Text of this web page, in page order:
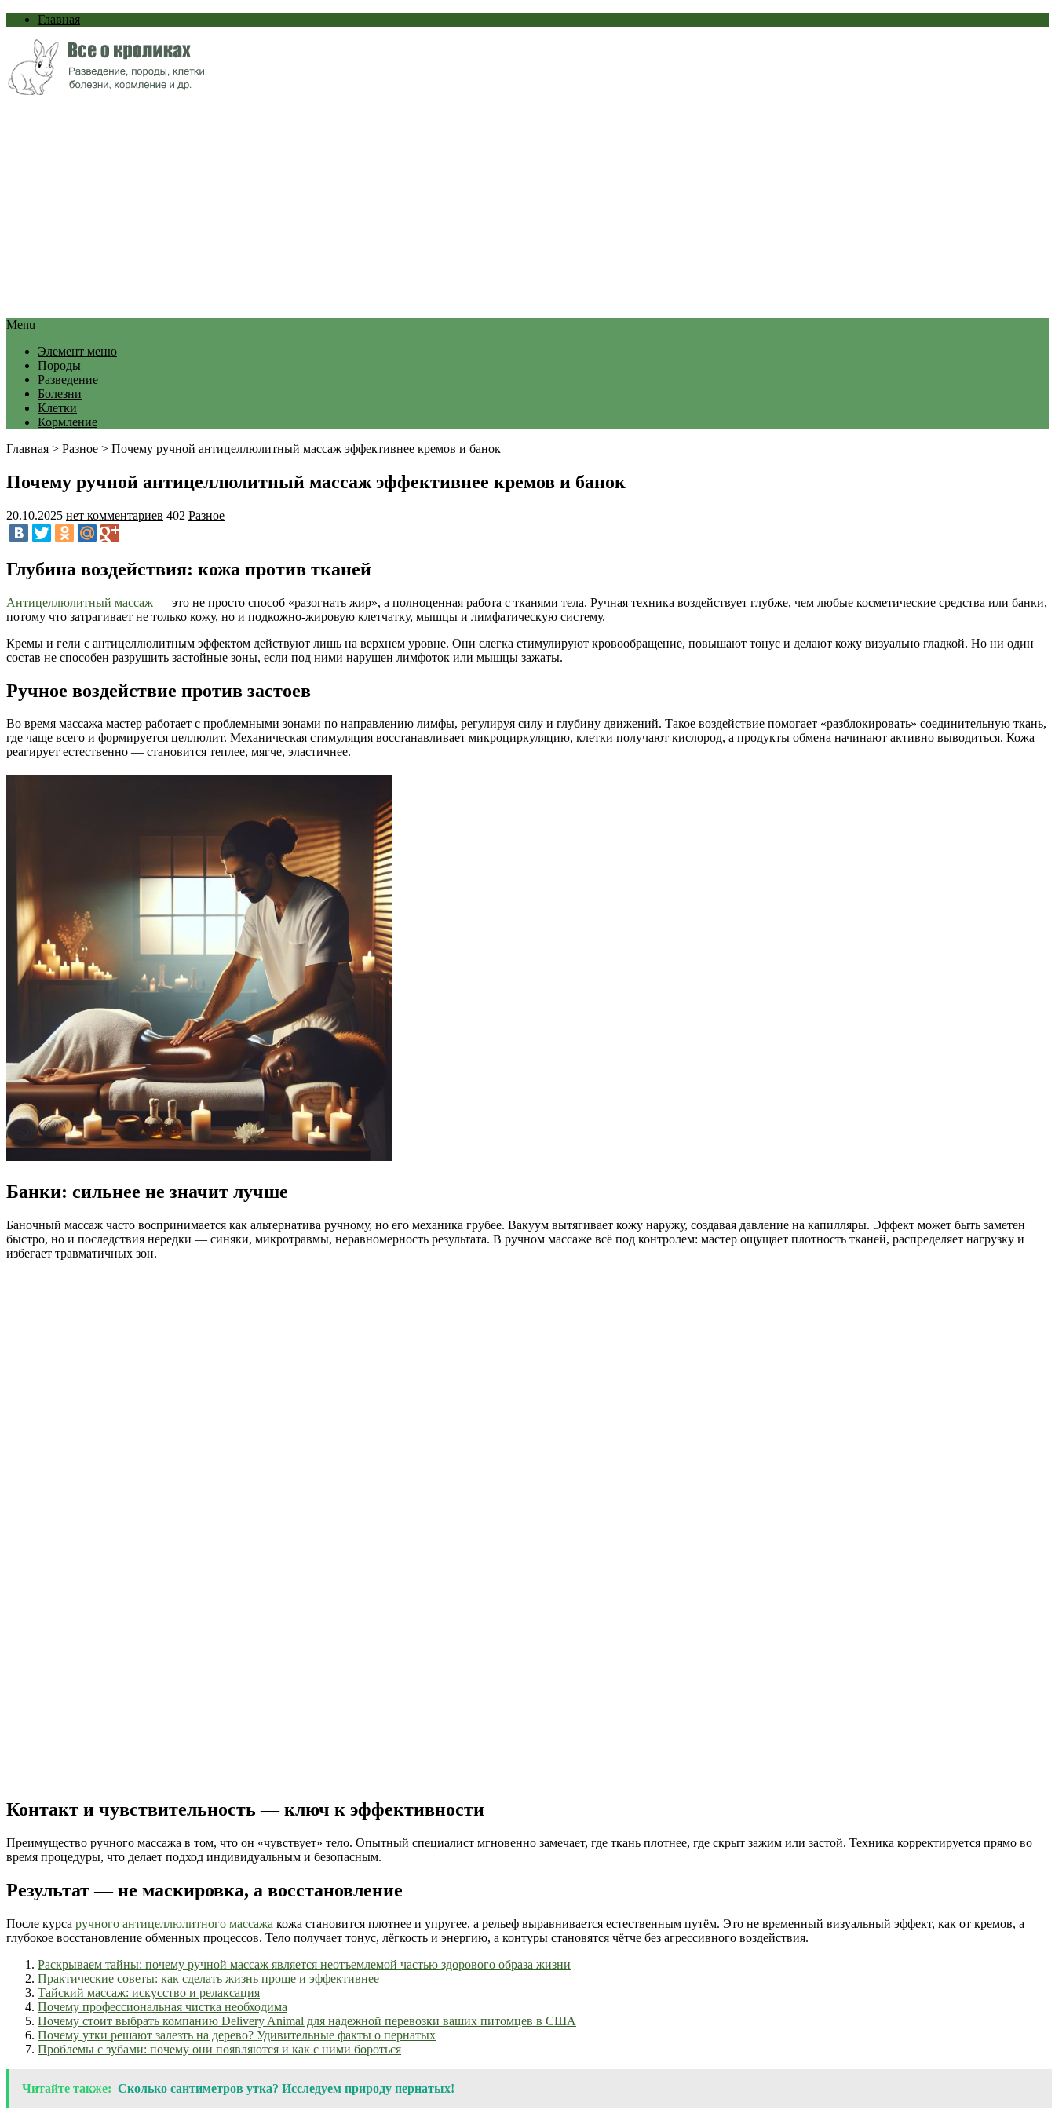
Главная
Menu
Элемент меню
Породы
Разведение
Болезни
Клетки
Кормление
Главная > Разное > Почему ручной антицеллюлитный массаж эффективнее кремов и банок
Почему ручной антицеллюлитный массаж эффективнее кремов и банок
20.10.2025 нет комментариев 402 Разное
Глубина воздействия: кожа против тканей
Антицеллюлитный массаж — это не просто способ «разогнать жир», а полноценная работа с тканями тела. Ручная техника воздействует глубже, чем любые косметические средства или банки,
потому что затрагивает не только кожу, но и подкожно-жировую клетчатку, мышцы и лимфатическую систему.
Кремы и гели с антицеллюлитным эффектом действуют лишь на верхнем уровне. Они слегка стимулируют кровообращение, повышают тонус и делают кожу визуально гладкой. Но ни один
состав не способен разрушить застойные зоны, если под ними нарушен лимфоток или мышцы зажаты.
Ручное воздействие против застоев
Во время массажа мастер работает с проблемными зонами по направлению лимфы, регулируя силу и глубину движений. Такое воздействие помогает «разблокировать» соединительную ткань,
где чаще всего и формируется целлюлит. Механическая стимуляция восстанавливает микроциркуляцию, клетки получают кислород, а продукты обмена начинают активно выводиться. Кожа
реагирует естественно — становится теплее, мягче, эластичнее.
Банки: сильнее не значит лучше
Баночный массаж часто воспринимается как альтернатива ручному, но его механика грубее. Вакуум вытягивает кожу наружу, создавая давление на капилляры. Эффект может быть заметен
быстро, но и последствия нередки — синяки, микротравмы, неравномерность результата. В ручном массаже всё под контролем: мастер ощущает плотность тканей, распределяет нагрузку и
избегает травматичных зон.
Контакт и чувствительность — ключ к эффективности
Преимущество ручного массажа в том, что он «чувствует» тело. Опытный специалист мгновенно замечает, где ткань плотнее, где скрыт зажим или застой. Техника корректируется прямо во
время процедуры, что делает подход индивидуальным и безопасным.
Результат — не маскировка, а восстановление
После курса ручного антицеллюлитного массажа кожа становится плотнее и упругее, а рельеф выравнивается естественным путём. Это не временный визуальный эффект, как от кремов, а
глубокое восстановление обменных процессов. Тело получает тонус, лёгкость и энергию, а контуры становятся чётче без агрессивного воздействия.
Раскрываем тайны: почему ручной массаж является неотъемлемой частью здорового образа жизни
Практические советы: как сделать жизнь проще и эффективнее
Тайский массаж: искусство и релаксация
Почему профессиональная чистка необходима
Почему стоит выбрать компанию Delivery Animal для надежной перевозки ваших питомцев в США
Почему утки решают залезть на дерево? Удивительные факты о пернатых
Проблемы с зубами: почему они появляются и как с ними бороться
Читайте также: Сколько сантиметров утка? Исследуем природу пернатых!